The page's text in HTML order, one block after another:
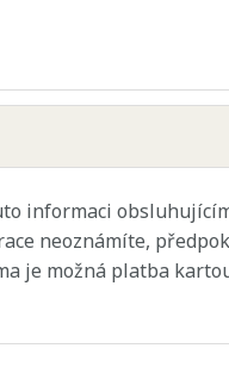
informaci
neoznámíte,
je možná platba